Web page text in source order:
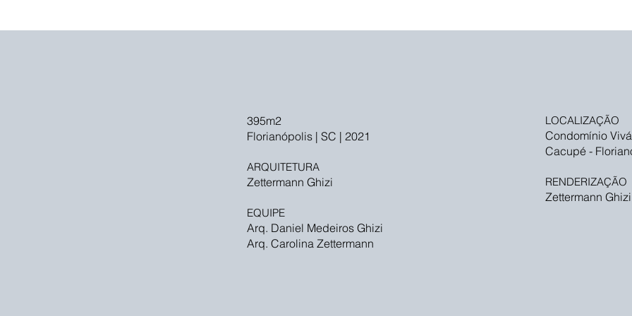
395m2
Florianópolis | SC | 2021
ARQUITETURA
Zettermann Ghizi
EQUIPE
Arq. Daniel Medeiros Ghizi
Arq. Carolina Zettermann
LOCALIZAÇÃO
Condomínio Vivá
Cacupé -
RENDERIZAÇÃO
Zettermann Ghizi